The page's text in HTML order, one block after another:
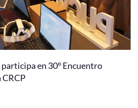
en 30° Encuentro
CRCP